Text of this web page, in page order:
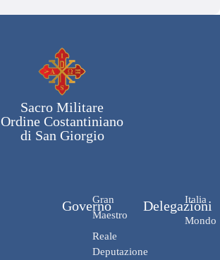
Sacro Militare
Ordine Costantiniano
di San Giorgio
Governo
Gran
Maestro
Reale
Deputazione
Delegazioni
Italia
Mondo